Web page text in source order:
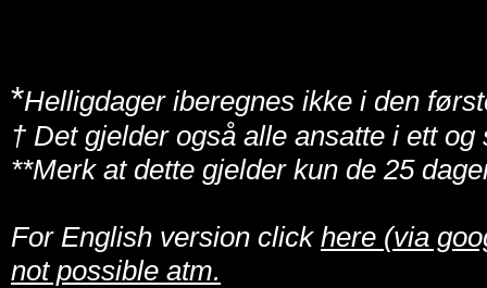
*Helligdager iberegnes ikke i den
† Det gjelder også alle ansatte i ett
**Merk at dette gjelder kun de 25
For English version click here (via
not possible atm.